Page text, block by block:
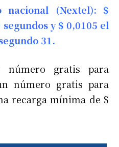
(Nextel): $
y $ 0,0105 el
31.
gratis para
número gratis para
recarga mínima de $